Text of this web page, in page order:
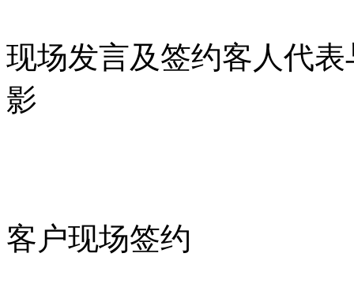
现场发言及签约客人代
影
客户现场签约